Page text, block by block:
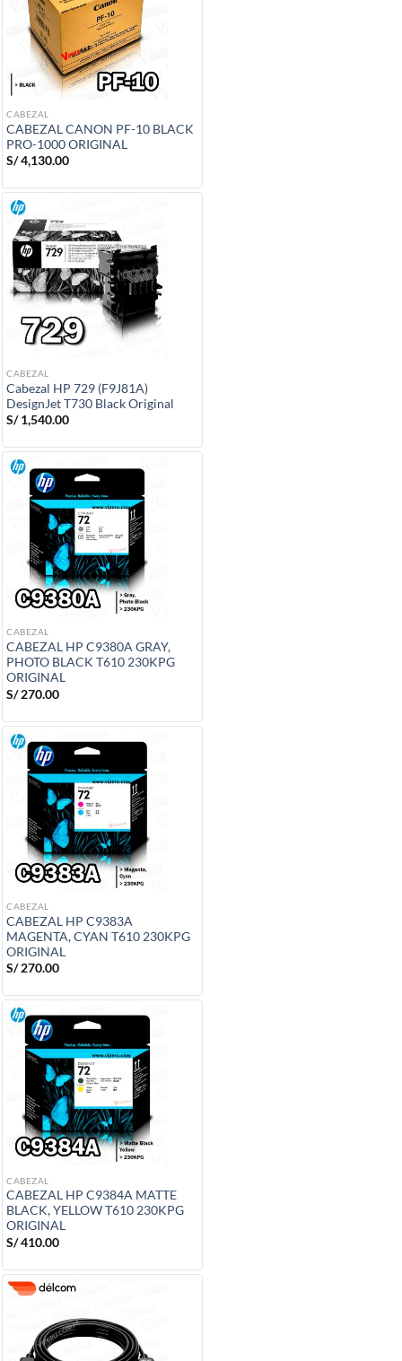
CABEZAL
CABEZAL CANON PF-10 BLACK
PRO-1000 ORIGINAL
S/4,130.00
CABEZAL
Cabezal HP 729 (F9J81A)
DesignJet T730 Black Original
S/1,540.00
CABEZAL
CABEZAL HP C9380A GRAY,
PHOTO BLACK T610 230KPG
ORIGINAL
S/270.00
CABEZAL
CABEZAL HP C9383A
MAGENTA, CYAN T610 230KPG
ORIGINAL
S/270.00
CABEZAL
CABEZAL HP C9384A MATTE
BLACK, YELLOW T610 230KPG
ORIGINAL
S/410.00